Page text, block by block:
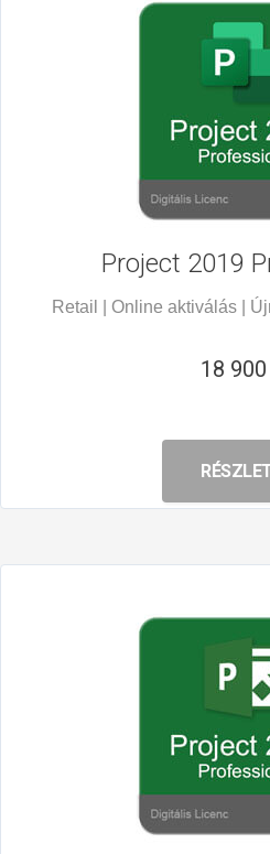
Project 2019
Retail | Online aktiválás |
18